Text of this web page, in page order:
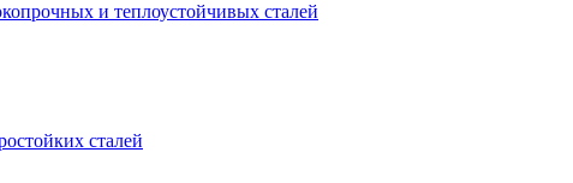
и теплоустойчивых сталей
сталей